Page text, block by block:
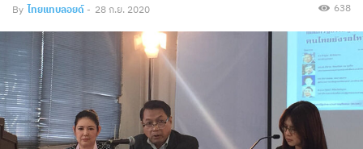
By ไทยแทบลอยด์ - 28 ก.ย. 2020 638